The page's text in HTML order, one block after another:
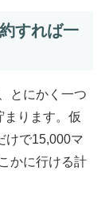
すれば一
とにかく一つ
まります。仮
けで15,000マ
かに行ける計